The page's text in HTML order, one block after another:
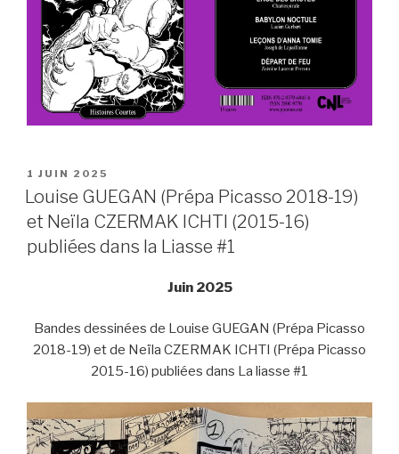
PUBLIÉ
LE
1 JUIN 2025
Louise GUEGAN (Prépa Picasso 2018-19)
et Neïla CZERMAK ICHTI (2015-16)
publiées dans la Liasse #1
Juin 2025
Bandes dessinées de Louise GUEGAN (Prépa Picasso
2018-19) et de Neïla CZERMAK ICHTI (Prépa Picasso
2015-16) publiées dans La liasse #1